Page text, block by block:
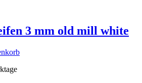
3 mm old mill white